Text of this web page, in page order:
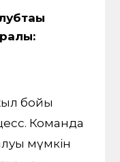
бойы
Команда
мүмкін